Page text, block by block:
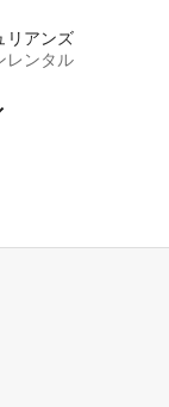
リアンズ
レンタル